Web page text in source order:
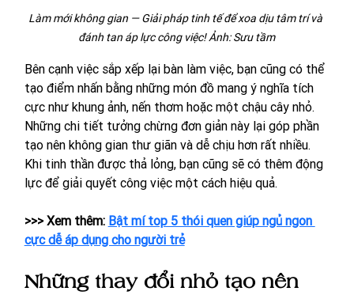
Làm mới không gian — Giải pháp tinh tế để xoa dịu tâm trí và
đánh tan áp lực công việc! Ảnh: Sưu tầm
Bên cạnh việc sắp xếp lại bàn làm việc, bạn cũng có thể
tạo điểm nhấn bằng những món đồ mang ý nghĩa tích
cực như khung ảnh, nến thơm hoặc một chậu cây nhỏ.
Những chi tiết tưởng chừng đơn giản này lại góp phần
tạo nên không gian thư giãn và dễ chịu hơn rất nhiều.
Khi tinh thần được thả lỏng, bạn cũng sẽ có thêm động
lực để giải quyết công việc một cách hiệu quả.
>>> Xem thêm: Bật mí top 5 thói quen giúp ngủ ngon
cực dễ áp dụng cho người trẻ
Những thay đổi nhỏ tạo nên